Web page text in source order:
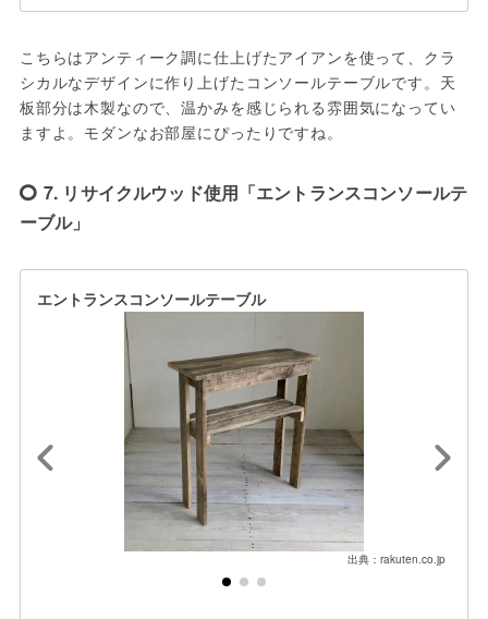
こちらはアンティーク調に仕上げたアイアンを使って、クラ
シカルなデザインに作り上げたコンソールテーブルです。天
板部分は木製なので、温かみを感じられる雰囲気になってい
ますよ。モダンなお部屋にぴったりですね。
7. リサイクルウッド使用「エントランスコンソールテ
ーブル」
エントランスコンソールテーブル
出典：rakuten.co.jp